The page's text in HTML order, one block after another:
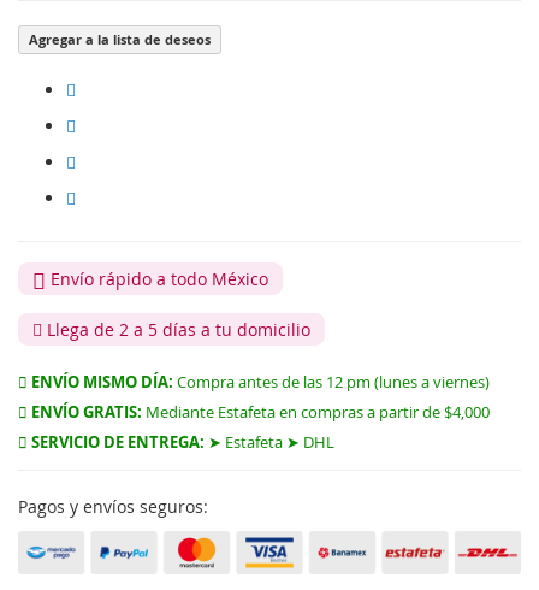
Agregar a la lista de deseos
Envío rápido a todo México
Llega de 2 a 5 días a tu domicilio
ENVÍO MISMO DÍA: Compra antes de las 12 pm (lunes a viernes)
ENVÍO GRATIS: Mediante Estafeta en compras a partir de $4,000
SERVICIO DE ENTREGA: ➤ Estafeta ➤ DHL
Pagos y envíos seguros: